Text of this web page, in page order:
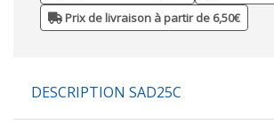
Prix de livraison à partir de 6,50€
DESCRIPTION SAD25C